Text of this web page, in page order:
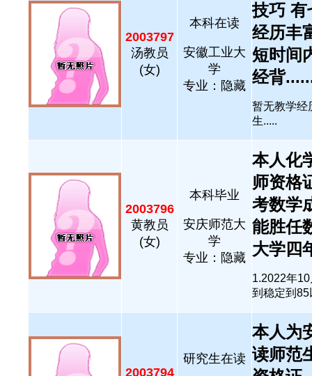
2003797
汤教员
(女)
本科在读
安徽工业大
学
专业：隐藏
技巧 有
经历丰
短时间
经背
暂无教学经
生.....
2003796
黄教员
(女)
本科毕业
安庆师范大
学
专业：隐藏
本人化
师资格
考数学
能胜任
大学四
1.2022年
到稳定到85
2003794
研究生在读
本人为
读师范